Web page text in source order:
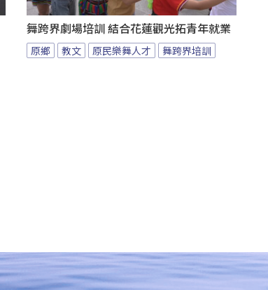
舞跨界劇場培訓 結合花蓮觀光拓青年就業
原鄉 教文 原民樂舞人才 舞跨界培訓